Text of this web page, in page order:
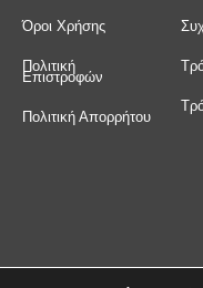
Όροι Χρήσης
Πολιτική
Επιστροφών
Πολιτική Απορρήτου